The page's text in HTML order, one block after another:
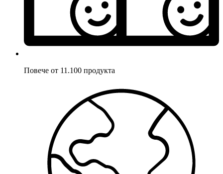
Повече от 11.100 продукта